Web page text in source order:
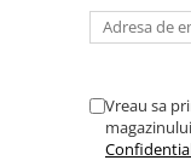
Vreau sa